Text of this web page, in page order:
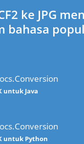
ke JPG
bahasa
untuk Java
untuk Python